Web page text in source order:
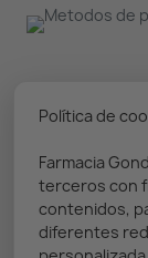
Nuestro
Puedes darte
solo enviar
Política de
Farmacia
terceros con
contenidos,
diferentes